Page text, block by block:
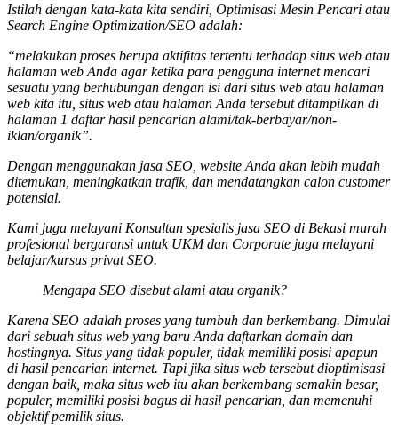
Istilah dengan kata-kata kita sendiri, Optimisasi Mesin Pencari atau
Search Engine Optimization/SEO adalah:
“melakukan proses berupa aktifitas tertentu terhadap situs web atau
halaman web Anda agar ketika para pengguna internet mencari
sesuatu yang berhubungan dengan isi dari situs web atau halaman
web kita itu, situs web atau halaman Anda tersebut ditampilkan di
halaman 1 daftar hasil pencarian alami/tak-berbayar/non-
iklan/organik”.
Dengan menggunakan jasa SEO, website Anda akan lebih mudah
ditemukan, meningkatkan trafik, dan mendatangkan calon customer
potensial.
Kami juga melayani Konsultan spesialis jasa SEO di Bekasi murah
profesional bergaransi untuk UKM dan Corporate juga melayani
belajar/kursus privat SEO.
Mengapa SEO disebut alami atau organik?
Karena SEO adalah proses yang tumbuh dan berkembang. Dimulai
dari sebuah situs web yang baru Anda daftarkan domain dan
hostingnya. Situs yang tidak populer, tidak memiliki posisi apapun
di hasil pencarian internet. Tapi jika situs web tersebut dioptimisasi
dengan baik, maka situs web itu akan berkembang semakin besar,
populer, memiliki posisi bagus di hasil pencarian, dan memenuhi
objektif pemilik situs.